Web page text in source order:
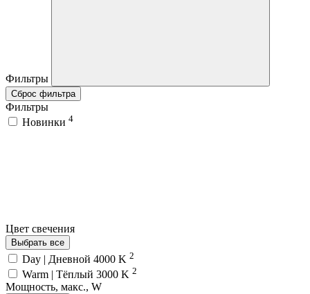
Фильтры
Сброс фильтра
Фильтры
Новинки 4
Цвет свечения
Выбрать все
Day | Дневной 4000 K 2
Warm | Тёплый 3000 K 2
Мощность, макс., W